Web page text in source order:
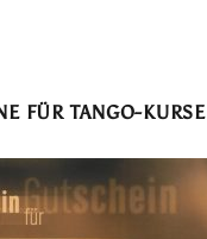
FÜR TANGO-KURSE